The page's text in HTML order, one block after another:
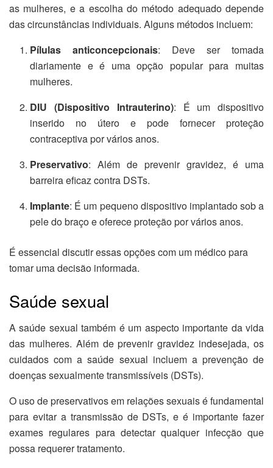
as mulheres, e a escolha do método adequado depende
das circunstâncias individuais. Alguns métodos incluem:
Pílulas anticoncepcionais: Deve ser tomada
diariamente e é uma opção popular para muitas
mulheres.
DIU (Dispositivo Intrauterino): É um dispositivo
inserido no útero e pode fornecer proteção
contraceptiva por vários anos.
Preservativo: Além de prevenir gravidez, é uma
barreira eficaz contra DSTs.
Implante: É um pequeno dispositivo implantado sob a
pele do braço e oferece proteção por vários anos.
É essencial discutir essas opções com um médico para
tomar uma decisão informada.
Saúde sexual
A saúde sexual também é um aspecto importante da vida
das mulheres. Além de prevenir gravidez indesejada, os
cuidados com a saúde sexual incluem a prevenção de
doenças sexualmente transmissíveis (DSTs).
O uso de preservativos em relações sexuais é fundamental
para evitar a transmissão de DSTs, e é importante fazer
exames regulares para detectar qualquer infecção que
possa requerer tratamento.